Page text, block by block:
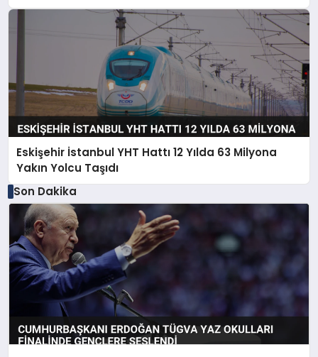
Eskişehir İstanbul YHT Hattı 12 Yılda 63 Milyona
Yakın Yolcu Taşıdı
Son Dakika